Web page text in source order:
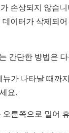
손상되지 않습
이터가 삭제되
간단한 방법은
가 나타날 때까
요.
른쪽으로 밀어